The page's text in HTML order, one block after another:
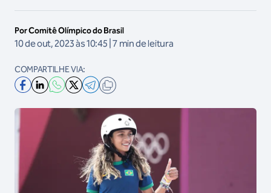
Por Comitê Olímpico do Brasil
10 de out, 2023 às 10:45 | 7 min de leitura
COMPARTILHE VIA: